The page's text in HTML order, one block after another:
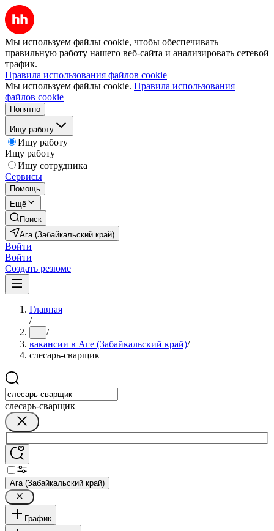
Мы используем файлы cookie, чтобы обеспечивать
правильную работу нашего веб-сайта и анализировать сетевой
трафик.
Правила использования файлов cookie
Мы используем файлы cookie. Правила использования
файлов cookie
Понятно
Ищу работу
Ищу работу
Ищу работу
Ищу сотрудника
Сервисы
Помощь
Ещё
Поиск
Ага (Забайкальский край)
Войти
Войти
Создать резюме
Главная
/
... /
вакансии в Аге (Забайкальский край)/
слесарь-сварщик
слесарь-сварщик
Ага (Забайкальский край)
График